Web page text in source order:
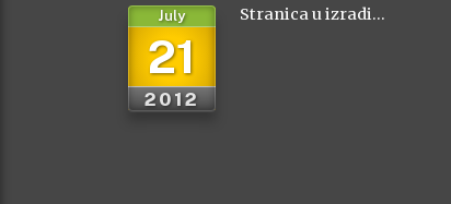
21
July
2012
Stranica u izradi…